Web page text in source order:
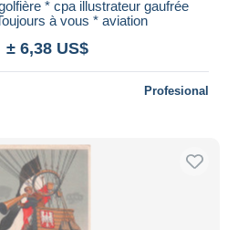
* cpa illustrateur gaufrée
à vous * aviation
± 6,38 US$
Profesional